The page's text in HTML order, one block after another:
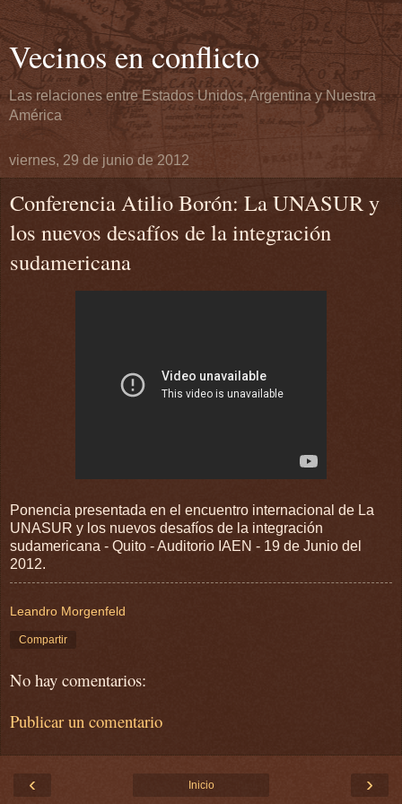
Vecinos en conflicto
Las relaciones entre Estados Unidos, Argentina y Nuestra
América
viernes, 29 de junio de 2012
Conferencia Atilio Borón: La UNASUR y
los nuevos desafíos de la integración
sudamericana
Ponencia presentada en el encuentro internacional de La
UNASUR y los nuevos desafíos de la integración
sudamericana - Quito - Auditorio IAEN - 19 de Junio del
2012.
Leandro Morgenfeld
Compartir
No hay comentarios:
Publicar un comentario
‹ ›
Inicio